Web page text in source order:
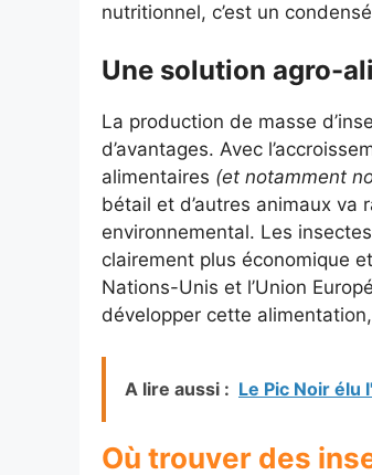
nutritionnel, c’est un
Une solution agro-
La production de masse
d’avantages. Avec
alimentaires (et notamment
bétail et d’autres animaux
environnemental. Les
clairement plus économique
Nations-Unis et l’Union
développer cette
A lire aussi : Le Pic Noir élu
Où trouver des